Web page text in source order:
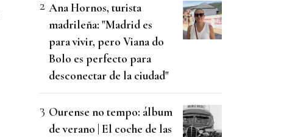
Ana Hornos, turista
madrileña: "Madrid es
para vivir, pero Viana do
Bolo es perfecto para
desconectar de la ciudad"
Ourense no tempo: álbum
de verano | El coche de las